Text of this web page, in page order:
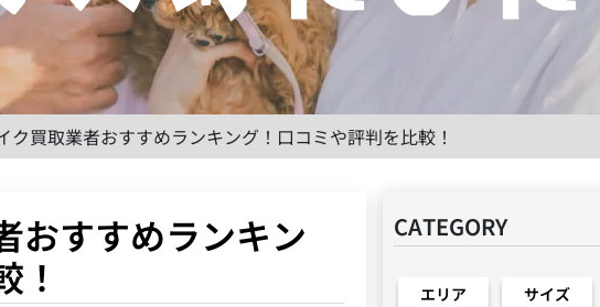
ク買取業者おすすめランキング！口コミや評判を比較！
おすすめランキン
！
CATEGORY
エリア サイズ